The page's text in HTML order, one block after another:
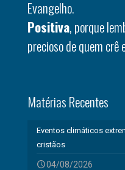
Evangelho.
Positiva, porque
precioso de quem crê
Matérias Recentes
Eventos climáticos
cristãos
04/08/2026